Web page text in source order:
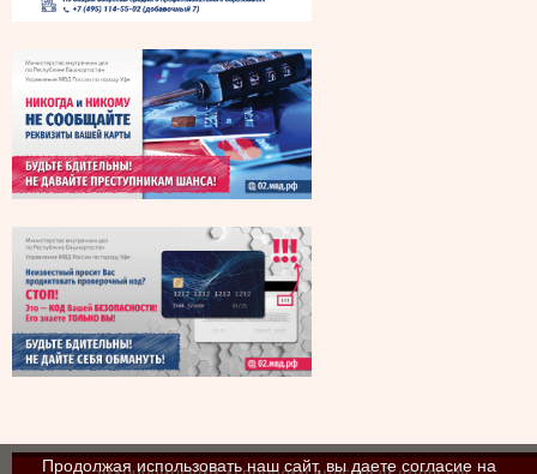
Продолжая использовать наш сайт, вы даете согласие на